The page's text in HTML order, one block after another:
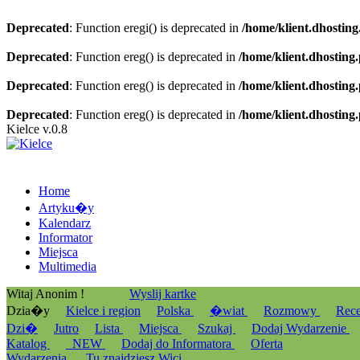
Deprecated: Function eregi() is deprecated in /home/
Deprecated: Function ereg() is deprecated in /home/
Deprecated: Function ereg() is deprecated in /home/
Deprecated: Function ereg() is deprecated in /home/
Kielce v.0.8
Home
Artyku�y
Kalendarz
Informator
Miejsca
Multimedia
Witaj Anonim !
Wyslij kartke
Dzia�y
Kielce i region Polska �wiat Rozmowy
Dzi�
Jutro Lista Miejsca Szukaj Dodaj Wydarzenie
Katalog
_NEW Dodaj do Informatora
Oferta